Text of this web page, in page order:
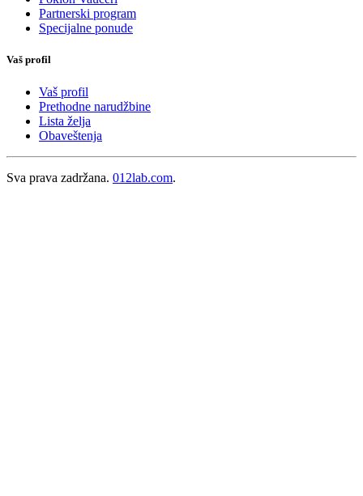
Partnerski program
Specijalne ponude
Vaš profil
Vaš profil
Prethodne narudžbine
Lista želja
Obaveštenja
Sva prava zadržana. 012lab.com.